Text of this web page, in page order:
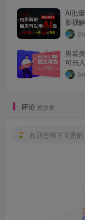
AI批
影视
2
男装
可日
3
评论 抢沙发
欢迎您留下宝贵的